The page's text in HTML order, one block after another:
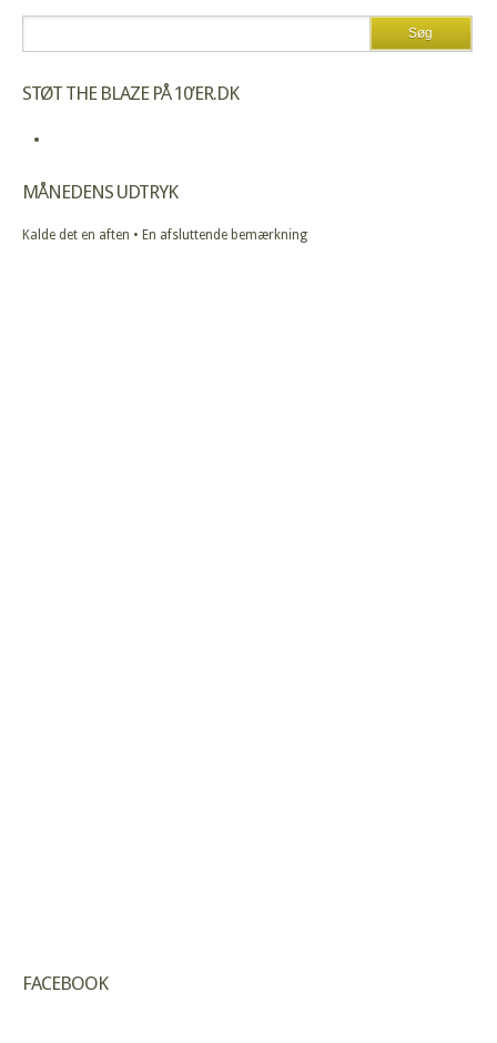
STØT THE BLAZE PÅ 10’ER.DK
MÅNEDENS UDTRYK
Kalde det en aften • En afsluttende bemærkning
FACEBOOK